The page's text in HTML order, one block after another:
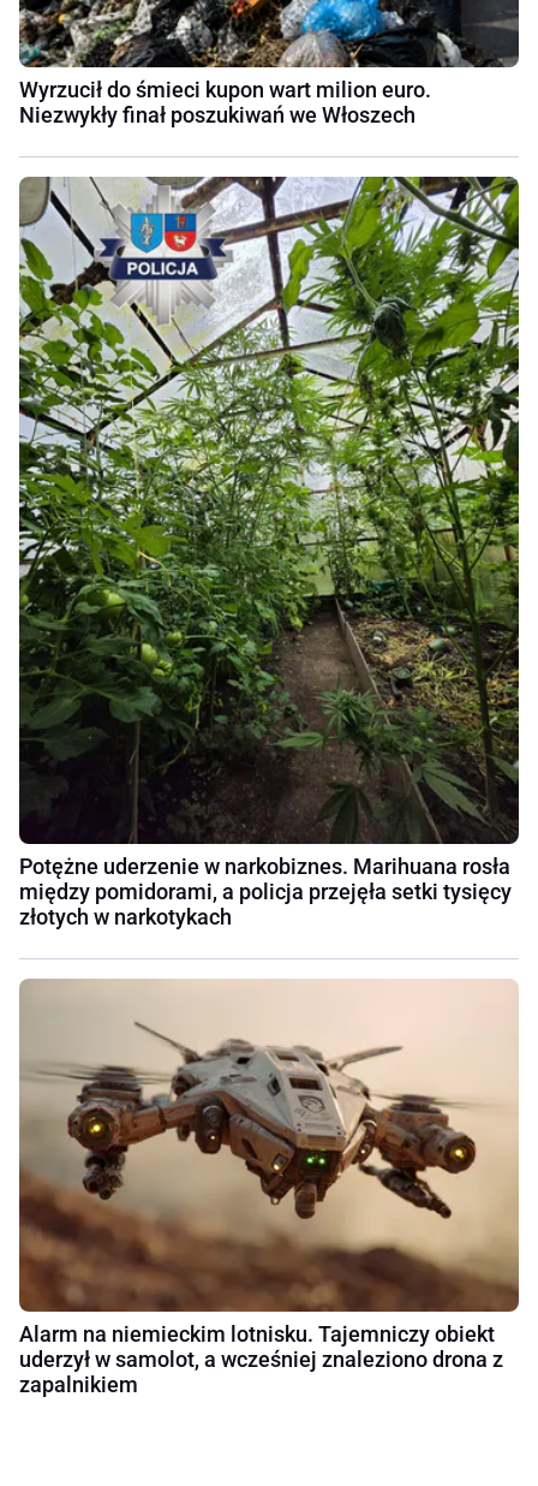
Wyrzucił do śmieci kupon wart milion euro.
Niezwykły finał poszukiwań we Włoszech
Potężne uderzenie w narkobiznes. Marihuana rosła
między pomidorami, a policja przejęła setki tysięcy
złotych w narkotykach
Alarm na niemieckim lotnisku. Tajemniczy obiekt
uderzył w samolot, a wcześniej znaleziono drona z
zapalnikiem